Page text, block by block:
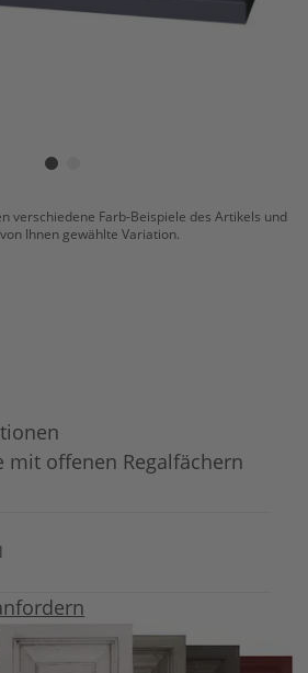
verschiedene Farb-Beispiele des Artikels und
Ihnen gewählte Variation.
mit offenen Regalfächern